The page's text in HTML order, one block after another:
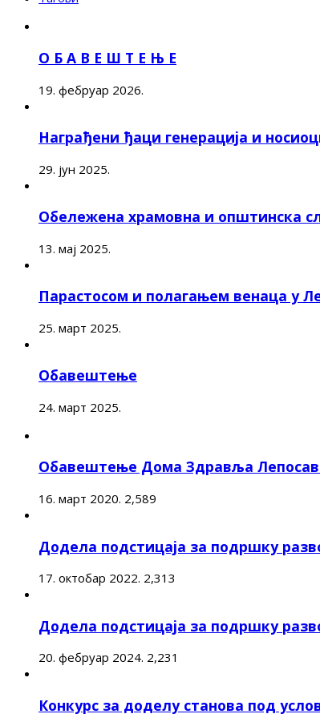
О Б А В Е Ш Т Е Њ Е
19. фебруар 2026.
Награђени ђаци генерација и
29. јун 2025.
Обележена храмовна и општинска
13. мај 2025.
Парастосом и полагањем венаца у
25. март 2025.
Обавештење
24. март 2025.
Обавештење Дома Здравља
16. март 2020. 2,589
Додела подстицаја за подршку
17. октобар 2022. 2,313
Додела подстицаја за подршку
20. фебруар 2024. 2,231
Конкурс за доделу станова под